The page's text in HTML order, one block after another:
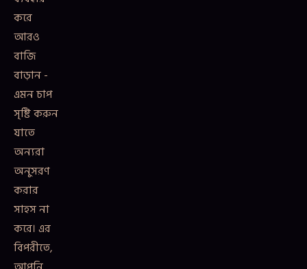
করে
আরও
বাজি
বাড়ান -
এমন চাপ
সৃষ্টি করুন
যাতে
অন্যরা
অনুসরণ
করার
সাহস না
করে। এর
বিপরীতে,